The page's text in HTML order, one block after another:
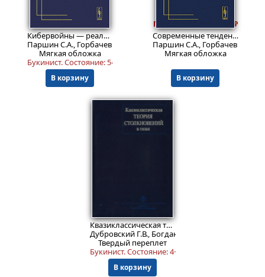
Пред.заказ!
Кибервойны — реальная угроза национальной безопасности?
Паршин С.А., Горбачев Ю.Е., Кожанов Ю.А.
Мягкая обложка
Букинист.Состояние: 5-
В корзину
Пред.заказ! 1499 ₽
Современные тенденции развития теории и практики управления в вооруженных силах США
Паршин С.А., Горбачев Ю.Е.,
Мягкая обложка
В корзину
2999₽
Квазиклассическая теория столкновений в газах
Дубровский Г.В., Богданов А.В., Горбачев Ю.Е.,
Твердый переплет
Букинист.Состояние: 4+
В корзину